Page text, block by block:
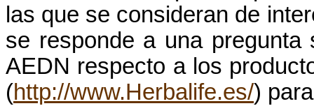
las que se consideran de
se responde a una
AEDN respecto a los
(http://www.Herbalife.es/)